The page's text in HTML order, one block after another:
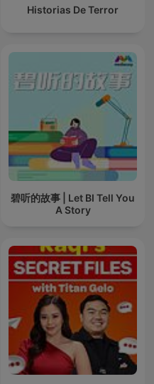
Historias De Terror
碧听的故事 | Let BI Tell You
A Story